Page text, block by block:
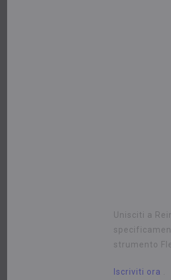
Unisciti a
strumento
Iscriviti ora .